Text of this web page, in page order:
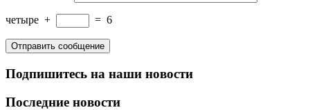
четыре + = 6
Подпишитесь на наши новости
Последние новости